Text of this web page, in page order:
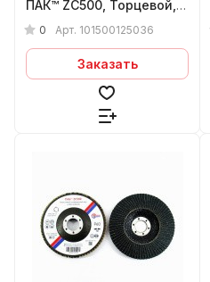
ПАК™ ZС500, Торцевой,
Плоский, Ø125х22 мм,
0 Арт. 101500125036
Заказать